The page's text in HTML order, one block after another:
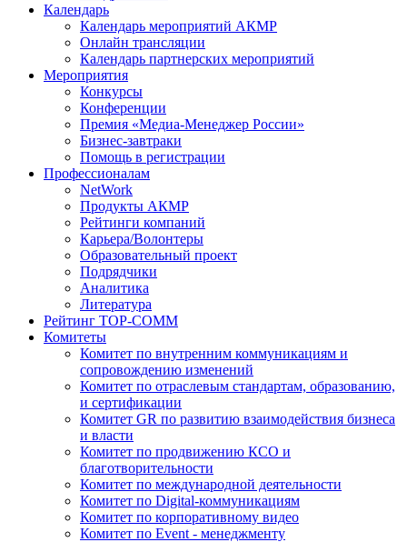
Календарь
Календарь мероприятий АКМР
Онлайн трансляции
Календарь партнерских мероприятий
Мероприятия
Конкурсы
Конференции
Премия «Медиа-Менеджер России»
Бизнес-завтраки
Помощь в регистрации
Профессионалам
NetWork
Продукты АКМР
Рейтинги компаний
Карьера/Волонтеры
Образовательный проект
Подрядчики
Аналитика
Литература
Рейтинг TOP-COMM
Комитеты
Комитет по внутренним коммуникациям и
сопровождению изменений
Комитет по отраслевым стандартам, образованию,
и сертификации
Комитет GR по развитию взаимодействия бизнеса
и власти
Комитет по продвижению КСО и
благотворительности
Комитет по международной деятельности
Комитет по Digital-коммуникациям
Комитет по корпоративному видео
Комитет по Event - менеджменту